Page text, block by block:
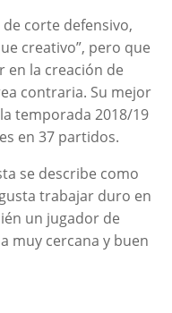
corte defensivo,
creativo”, pero que
en la creación de
contraria. Su mejor
temporada 2018/19
en 37 partidos.
se describe como
trabajar duro en
un jugador de
muy cercana y buen